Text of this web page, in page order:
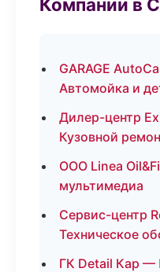
Компании в
GARAGE
Автомойка и
Дилер-центр
Кузовной
ООО Linea
мультимедиа
Сервис-центр
Техническое
ГК Detail Кар